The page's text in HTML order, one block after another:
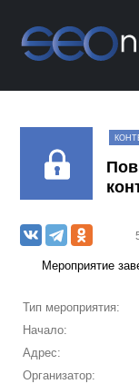
Мероприятие
Тип мероприятия:
Начало:
Адрес:
Организатор: